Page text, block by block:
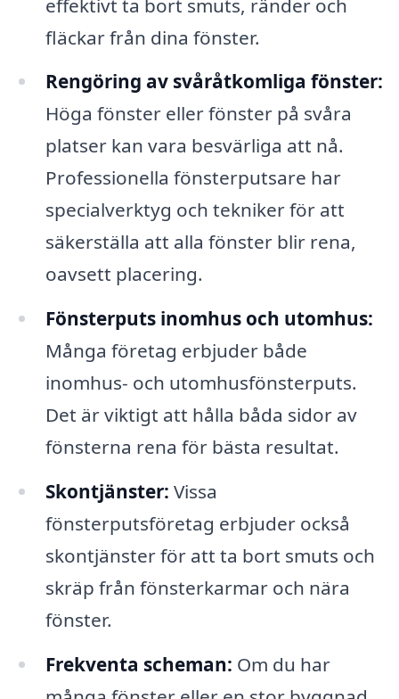
fläckar från dina fönster.
Rengöring av svåråtkomliga fönster:
Höga fönster eller fönster på svåra
platser kan vara besvärliga att nå.
Professionella fönsterputsare har
specialverktyg och tekniker för att
säkerställa att alla fönster blir rena,
oavsett placering.
Fönsterputs inomhus och utomhus:
Många företag erbjuder både
inomhus- och utomhusfönsterputs.
Det är viktigt att hålla båda sidor av
fönsterna rena för bästa resultat.
Skontjänster: Vissa
fönsterputsföretag erbjuder också
skontjänster för att ta bort smuts och
skräp från fönsterkarmar och nära
fönster.
Frekventa scheman: Om du har